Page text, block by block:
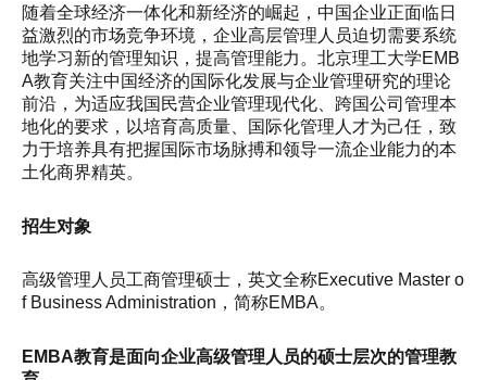
随着全球经济一体化和新经济的崛起，中国企业正面临日
益激烈的市场竞争环境，企业高层管理人员迫切需要系统
地学习新的管理知识，提高管理能力。北京理工大学EMB
A教育关注中国经济的国际化发展与企业管理研究的理论
前沿，为适应我国民营企业管理现代化、跨国公司管理本
地化的要求，以培育高质量、国际化管理人才为己任，致
力于培养具有把握国际市场脉搏和领导一流企业能力的本
土化商界精英。
招生对象
高级管理人员工商管理硕士，英文全称Executive Master o
f Business Administration，简称EMBA。
EMBA教育是面向企业高级管理人员的硕士层次的管理教